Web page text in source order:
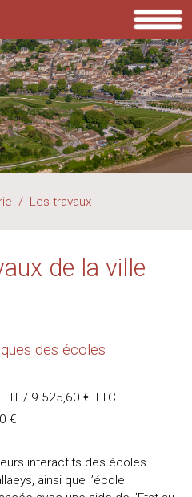
/ Les travaux
de la ville
des écoles
/ 9 525,60 € TTC
€
interactifs des écoles
ainsi que l’école